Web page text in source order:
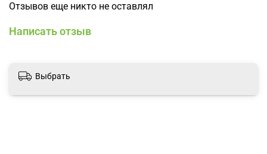
Отзывов еще никто не оставлял
Написать отзыв
Выбрать